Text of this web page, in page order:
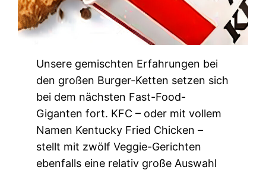
Unsere gemischten Erfahrungen bei
den großen Burger-Ketten setzen sich
bei dem nächsten Fast-Food-
Giganten fort. KFC – oder mit vollem
Namen Kentucky Fried Chicken –
stellt mit zwölf Veggie-Gerichten
ebenfalls eine relativ große Auswahl